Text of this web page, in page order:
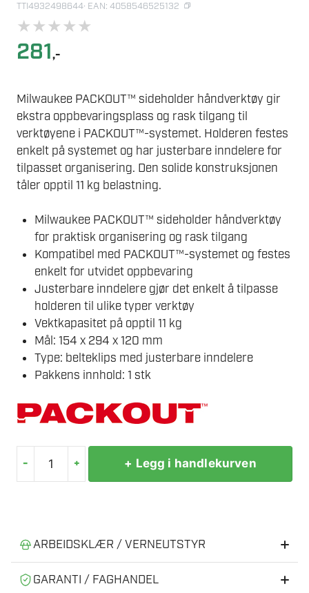
TTI4932498644· EAN: 4058546525132
★★★★★
281,-
Milwaukee PACKOUT™ sideholder håndverktøy gir
ekstra oppbevaringsplass og rask tilgang til
verktøyene i PACKOUT™-systemet. Holderen festes
enkelt på systemet og har justerbare inndelere for
tilpasset organisering. Den solide konstruksjonen
tåler opptil 11 kg belastning.
Milwaukee PACKOUT™ sideholder håndverktøy
for praktisk organisering og rask tilgang
Kompatibel med PACKOUT™-systemet og festes
enkelt for utvidet oppbevaring
Justerbare inndelere gjør det enkelt å tilpasse
holderen til ulike typer verktøy
Vektkapasitet på opptil 11 kg
Mål: 154 x 294 x 120 mm
Type: belteklips med justerbare inndelere
Pakkens innhold: 1 stk
-
MILWAUKEE
PACKOUT
+ + Legg i handlekurven
ARBEIDSKLÆR / VERNEUTSTYR
Anbefalt verneutstyr og arbeidsklær
GARANTI / FAGHANDEL